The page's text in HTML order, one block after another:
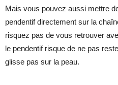
Mais vous pouvez aussi mettre
pendentif directement sur la
risquez pas de vous retrouver
le pendentif risque de ne pas
glisse pas sur la peau.